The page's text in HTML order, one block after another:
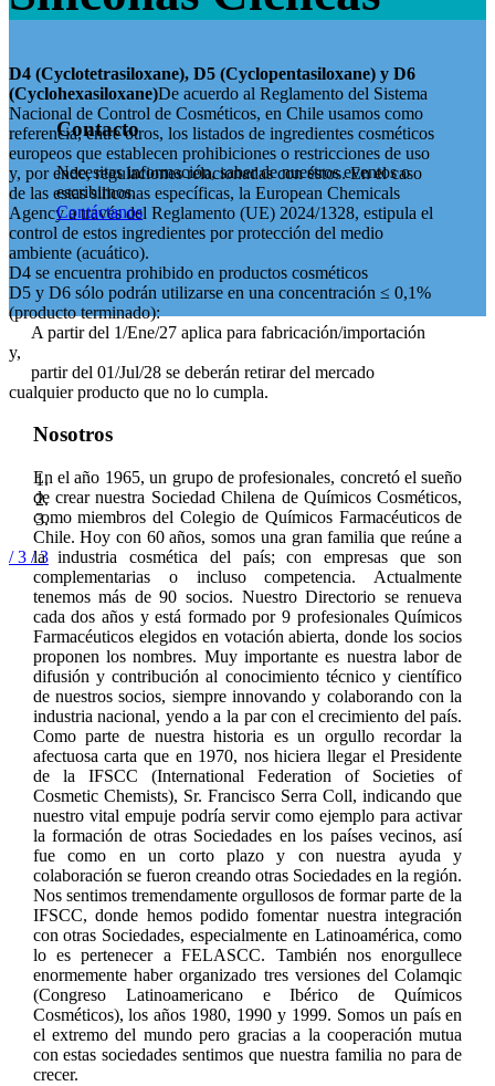
D4 (Cyclotetrasiloxane), D5 (Cyclopentasiloxane) y D6
(Cyclohexasiloxane)De acuerdo al Reglamento del Sistema
Nacional de Control de Cosméticos, en Chile usamos como
referencia, entre otros, los listados de ingredientes cosméticos
europeos que establecen prohibiciones o restricciones de uso
y, por ende, regulaciones relacionadas con éstos. En el caso
de las estas siliconas específicas, la European Chemicals
Agency a través del Reglamento (UE) 2024/1328, estipula el
control de estos ingredientes por protección del medio
ambiente (acuático).
D4 se encuentra prohibido en productos cosméticos
D5 y D6 sólo podrán utilizarse en una concentración ≤ 0,1%
(producto terminado):
A partir del 1/Ene/27 aplica para fabricación/importación
y,
partir del 01/Jul/28 se deberán retirar del mercado
cualquier producto que no lo cumpla.
/ 3 / 3
Contacto
Necesitas información, saber de nuestros eventos o
escribirnos.
Contáctanos
Nosotros
En el año 1965, un grupo de profesionales, concretó el sueño
de crear nuestra Sociedad Chilena de Químicos Cosméticos,
como miembros del Colegio de Químicos Farmacéuticos de
Chile. Hoy con 60 años, somos una gran familia que reúne a
la industria cosmética del país; con empresas que son
complementarias o incluso competencia. Actualmente
tenemos más de 90 socios. Nuestro Directorio se renueva
cada dos años y está formado por 9 profesionales Químicos
Farmacéuticos elegidos en votación abierta, donde los socios
proponen los nombres. Muy importante es nuestra labor de
difusión y contribución al conocimiento técnico y científico
de nuestros socios, siempre innovando y colaborando con la
industria nacional, yendo a la par con el crecimiento del país.
Como parte de nuestra historia es un orgullo recordar la
afectuosa carta que en 1970, nos hiciera llegar el Presidente
de la IFSCC (International Federation of Societies of
Cosmetic Chemists), Sr. Francisco Serra Coll, indicando que
nuestro vital empuje podría servir como ejemplo para activar
la formación de otras Sociedades en los países vecinos, así
fue como en un corto plazo y con nuestra ayuda y
colaboración se fueron creando otras Sociedades en la región.
Nos sentimos tremendamente orgullosos de formar parte de la
IFSCC, donde hemos podido fomentar nuestra integración
con otras Sociedades, especialmente en Latinoamérica, como
lo es pertenecer a FELASCC. También nos enorgullece
enormemente haber organizado tres versiones del Colamqic
(Congreso Latinoamericano e Ibérico de Químicos
Cosméticos), los años 1980, 1990 y 1999. Somos un país en
el extremo del mundo pero gracias a la cooperación mutua
con estas sociedades sentimos que nuestra familia no para de
crecer.